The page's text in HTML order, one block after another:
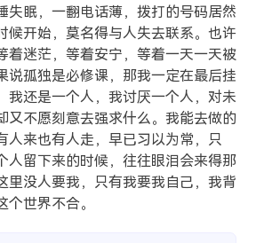
搜索
微博 故事 杂志
失眠，一翻电话薄，拨打的号码居然
候开始，莫名得与人失去联系。也许
着迷茫，等着安宁，等着一天一天被
说孤独是必修课，那我一定在最后挂
我还是一个人，我讨厌一个人，对未
又不愿刻意去强求什么。我能去做的
人来也有人走，早已习以为常，只
人留下来的时候，往往眼泪会来得那
里没人要我，只有我要我自己，我背
个世界不合。